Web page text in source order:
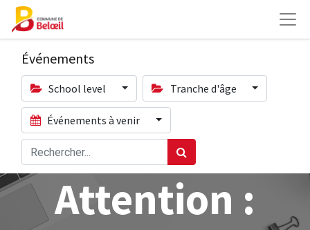
Événements
School level Tranche d'âge
Événements à venir
Attention :